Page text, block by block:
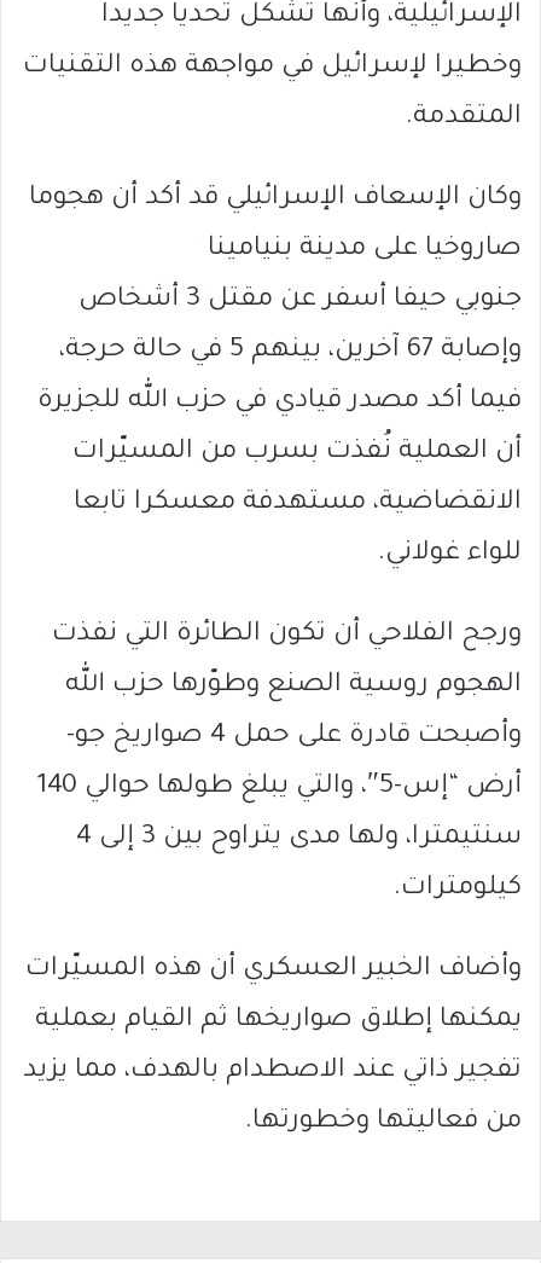
الإسرائيلية، وأنها تشكل تحديا جديدا
وخطيرا لإسرائيل في مواجهة هذه التقنيات
المتقدمة.
وكان الإسعاف الإسرائيلي قد أكد أن هجوما
صاروخيا على مدينة بنيامينا
جنوبي حيفا أسفر عن مقتل 3 أشخاص
وإصابة 67 آخرين، بينهم 5 في حالة حرجة،
فيما أكد مصدر قيادي في حزب الله للجزيرة
أن العملية نُفذت بسرب من المسيّرات
الانقضاضية، مستهدفة معسكرا تابعا
للواء غولاني.
ورجح الفلاحي أن تكون الطائرة التي نفذت
الهجوم روسية الصنع وطوّرها حزب الله
وأصبحت قادرة على حمل 4 صواريخ جو-
أرض “إس-5″، والتي يبلغ طولها حوالي 140
سنتيمترا، ولها مدى يتراوح بين 3 إلى 4
كيلومترات.
وأضاف الخبير العسكري أن هذه المسيّرات
يمكنها إطلاق صواريخها ثم القيام بعملية
تفجير ذاتي عند الاصطدام بالهدف، مما يزيد
من فعاليتها وخطورتها.